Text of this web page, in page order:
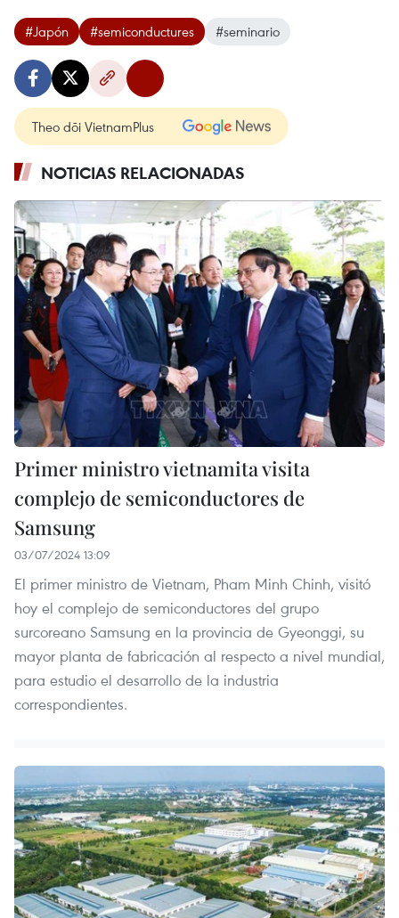
#Japón #semiconductures #seminario
Theo dõi VietnamPlus
NOTICIAS RELACIONADAS
Primer ministro vietnamita visita
complejo de semiconductores de
Samsung
03/07/2024 13:09
El primer ministro de Vietnam, Pham Minh Chinh, visitó
hoy el complejo de semiconductores del grupo
surcoreano Samsung en la provincia de Gyeonggi, su
mayor planta de fabricación al respecto a nivel mundial,
para estudio el desarrollo de la industria
correspondientes.